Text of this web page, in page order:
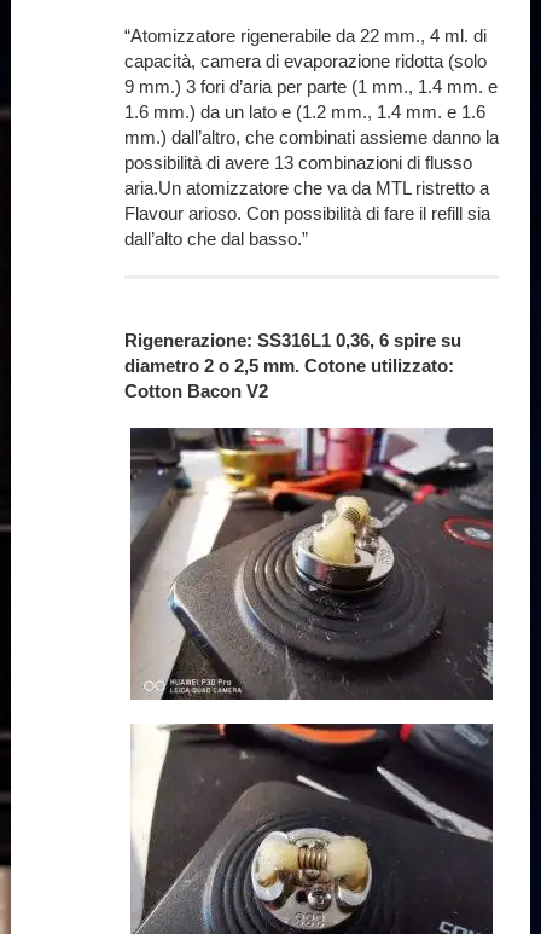
“Atomizzatore rigenerabile da 22 mm., 4 ml. di
capacità, camera di evaporazione ridotta (solo
9 mm.) 3 fori d’aria per parte (1 mm., 1.4 mm. e
1.6 mm.) da un lato e (1.2 mm., 1.4 mm. e 1.6
mm.) dall’altro, che combinati assieme danno la
possibilità di avere 13 combinazioni di flusso
aria.Un atomizzatore che va da MTL ristretto a
Flavour arioso. Con possibilità di fare il refill sia
dall’alto che dal basso.”
Rigenerazione: SS316L1 0,36, 6 spire su
diametro 2 o 2,5 mm. Cotone utilizzato:
Cotton Bacon V2